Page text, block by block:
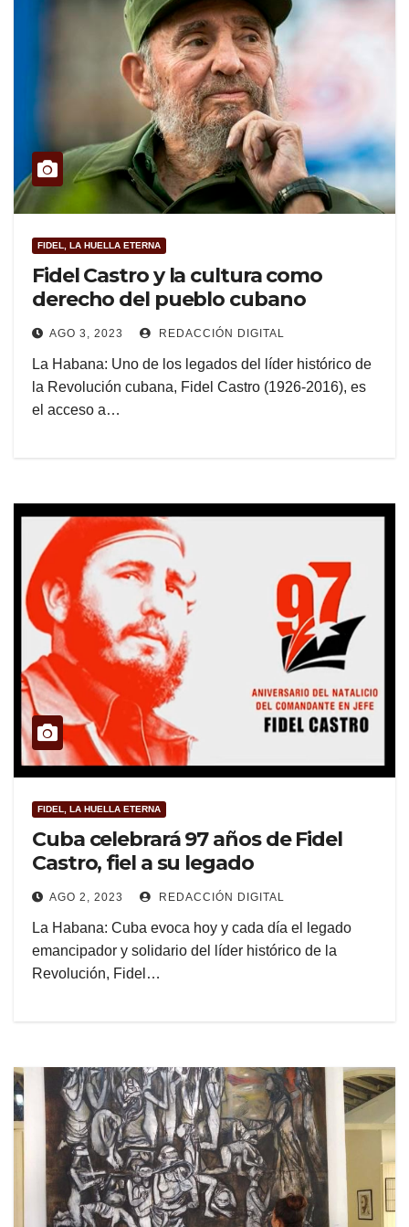
FIDEL, LA HUELLA ETERNA
Fidel Castro y la cultura como
derecho del pueblo cubano
AGO 3, 2023 REDACCIÓN DIGITAL
La Habana: Uno de los legados del líder histórico de
la Revolución cubana, Fidel Castro (1926-2016), es
el acceso a…
FIDEL, LA HUELLA ETERNA
Cuba celebrará 97 años de Fidel
Castro, fiel a su legado
AGO 2, 2023 REDACCIÓN DIGITAL
La Habana: Cuba evoca hoy y cada día el legado
emancipador y solidario del líder histórico de la
Revolución, Fidel…